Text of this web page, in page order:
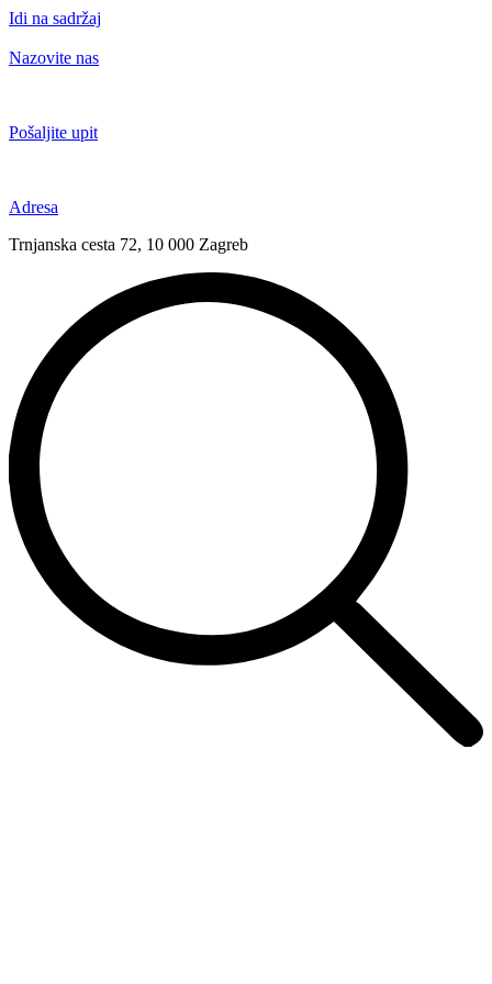
Idi na sadržaj
Nazovite nas
Pošaljite upit
Adresa
Trnjanska cesta 72, 10 000 Zagreb